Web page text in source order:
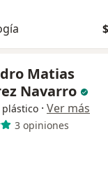
Matias
Navarro
· Ver más
3 opiniones